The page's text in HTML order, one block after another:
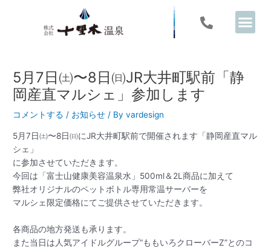
5月7日㈯〜8日㈰JR大井町駅前「静
岡産直マルシェ」参加します
コメントする / お知らせ / Byvardesign
5月7日㈯〜8日㈰にJR大井町駅前で開催されます「静岡産直マル
シェ」
に参加させていただきます。
今回は「富士山健康美容温泉水」500ml＆2L商品に加えて
弊社オリジナルのペットボトル専用常温サーバーを
マルシェ限定価格にてご提供させていただきます。
各商品の地方発送も承ります。
また当日は人気アイドルグループ“ももいろクローバーZ”とのコ